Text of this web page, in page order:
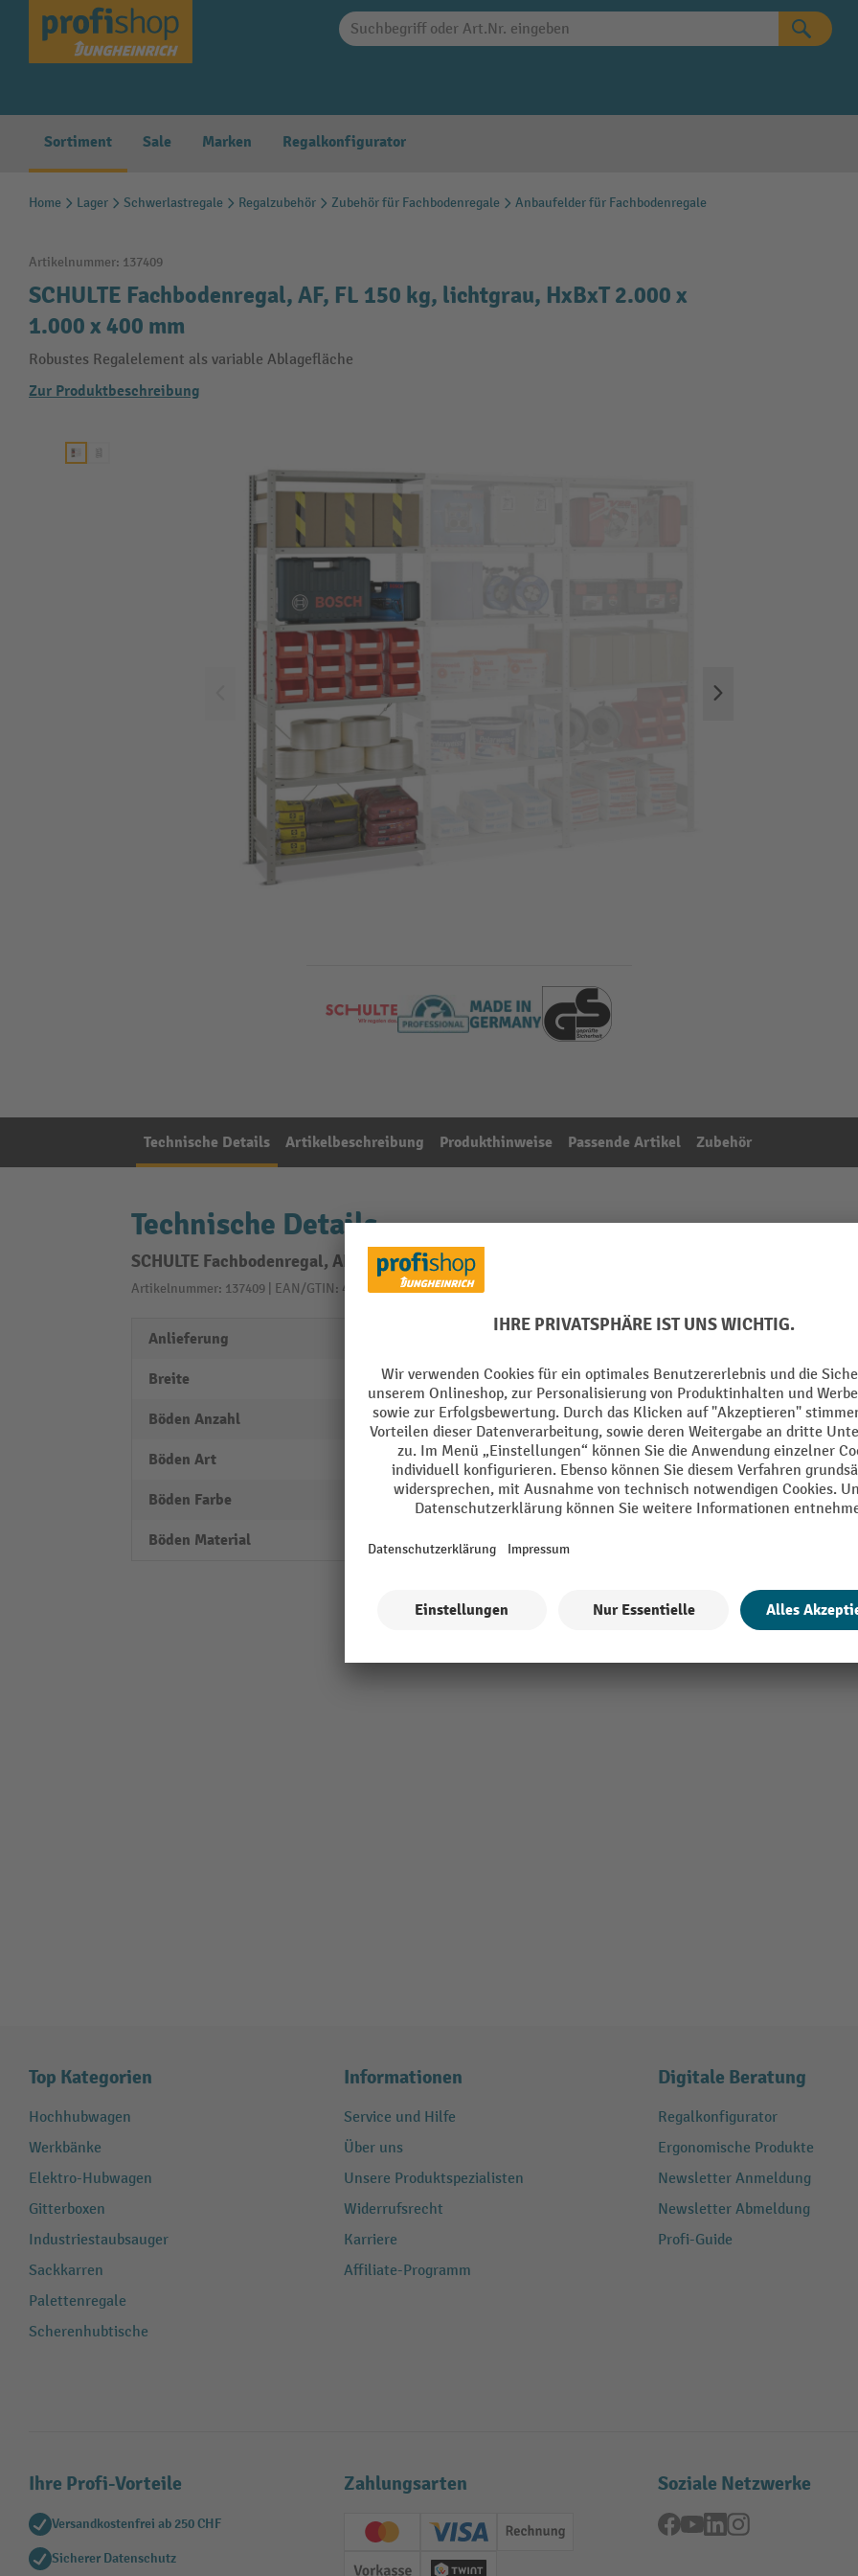
Zur Hauptnavigation springen
Sortiment Sale Marken Regalkonfigurator
Home Lager Schwerlastregale Regalzubehör Zubehör für Fachbodenregale Anbaufelder für Fachbodenregale
Artikelnummer: 137409
SCHULTE Fachbodenregal, AF, FL 150 kg, lichtgrau, HxBxT 2.000 x
1.000 x 400 mm
Robustes Regalelement als variable Ablagefläche
Zur Produktbeschreibung
Technische Details Artikelbeschreibung Produkthinweise Passende Artikel Zubehör
Technische Details
SCHULTE Fachbodenregal, AF, FL 150 kg, lichtgrau, HxBxT 2.000 x 1.000 x 400 mm
Artikelnummer: 137409 | EAN/GTIN: 4004514250919Aus der Kategorie:
Anlieferung
Breite 1006 mm
Böden Anzahl 6
Böden Art Fachboden
Böden Farbe RAL 7035 lichtgrau
Böden Material Stahl
Höhe
Konfigurierbar
Lochraster
Marke
Alle technische Details anzeigen
Top Kategorien
Hochhubwagen
Werkbänke
Elektro-Hubwagen
Gitterboxen
Industriestaubsauger
Sackkarren
Palettenregale
Scherenhubtische
Informationen
Service und Hilfe
Über uns
Unsere Produktspezialisten
Widerrufsrecht
Karriere
Affiliate-Programm
Digitale Beratung
Regalkonfigurator
Ergonomische Produkte
Newsletter Anmeldung
Newsletter Abmeldung
Profi-Guide
Ihre Profi-Vorteile
Versandkostenfrei ab 250 CHF
Sicherer Datenschutz
Zahlungsarten
Creditcard (Master)Creditcard (Visa)
Rechnung
Soziale Netzwerke
Facebook
YouTubeLinkedInInstagram